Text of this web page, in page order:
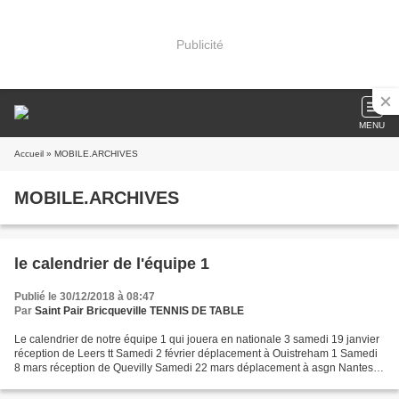
Publicité
MENU
Accueil » MOBILE.ARCHIVES
MOBILE.ARCHIVES
le calendrier de l'équipe 1
Publié le 30/12/2018 à 08:47
Par Saint Pair Bricqueville TENNIS DE TABLE
Le calendrier de notre équipe 1 qui jouera en nationale 3 samedi 19 janvier
réception de Leers tt Samedi 2 février déplacement à Ouistreham 1 Samedi
8 mars réception de Quevilly Samedi 22 mars déplacement à asgn Nantes